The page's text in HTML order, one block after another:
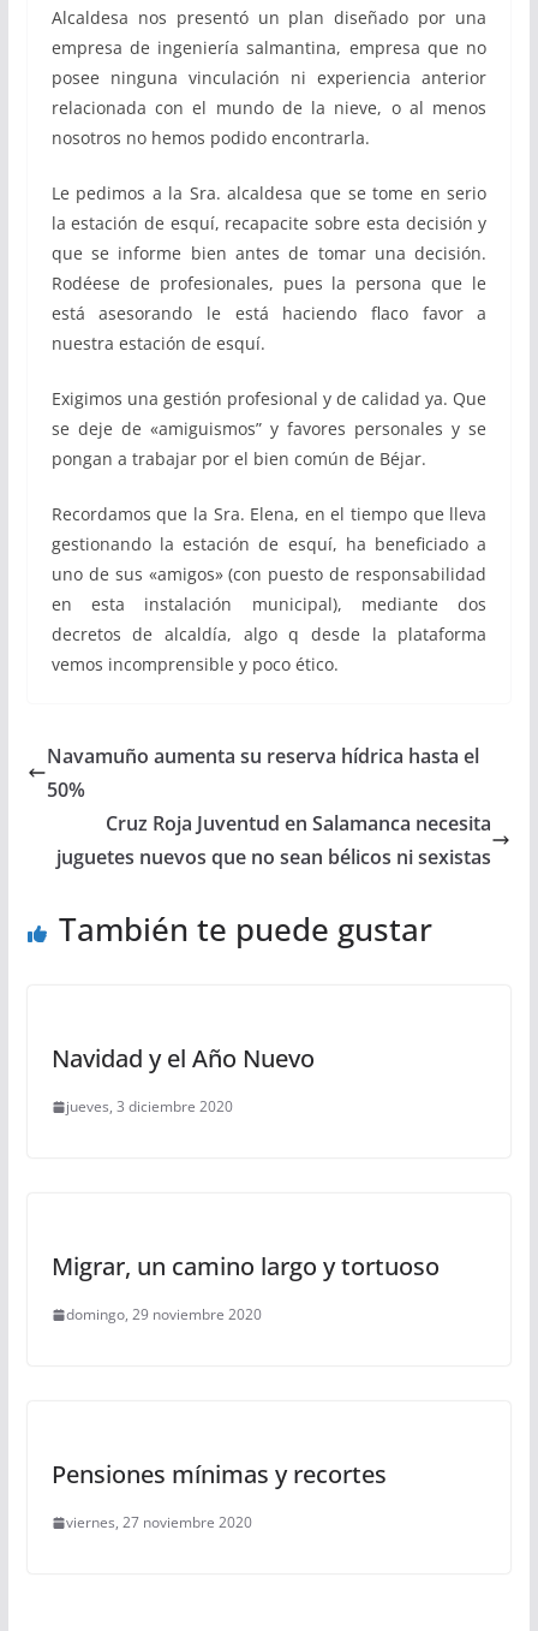
Alcaldesa nos presentó un plan diseñado por una
empresa de ingeniería salmantina, empresa que no
posee ninguna vinculación ni experiencia anterior
relacionada con el mundo de la nieve, o al menos
nosotros no hemos podido encontrarla.
Le pedimos a la Sra. alcaldesa que se tome en serio
la estación de esquí, recapacite sobre esta decisión y
que se informe bien antes de tomar una decisión.
Rodéese de profesionales, pues la persona que le
está asesorando le está haciendo flaco favor a
nuestra estación de esquí.
Exigimos una gestión profesional y de calidad ya. Que
se deje de «amiguismos” y favores personales y se
pongan a trabajar por el bien común de Béjar.
Recordamos que la Sra. Elena, en el tiempo que lleva
gestionando la estación de esquí, ha beneficiado a
uno de sus «amigos» (con puesto de responsabilidad
en esta instalación municipal), mediante dos
decretos de alcaldía, algo q desde la plataforma
vemos incomprensible y poco ético.
Navamuño aumenta su reserva hídrica hasta el
50%
Cruz Roja Juventud en Salamanca necesita
juguetes nuevos que no sean bélicos ni sexistas
También te puede gustar
Navidad y el Año Nuevo
jueves, 3 diciembre 2020
Migrar, un camino largo y tortuoso
domingo, 29 noviembre 2020
Pensiones mínimas y recortes
viernes, 27 noviembre 2020